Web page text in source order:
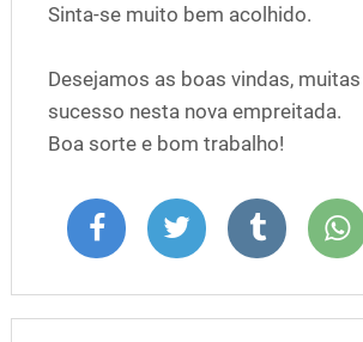
Sinta-se muito bem acolhido.
Desejamos as boas vindas,
sucesso nesta nova empreitada.
Boa sorte e bom trabalho!